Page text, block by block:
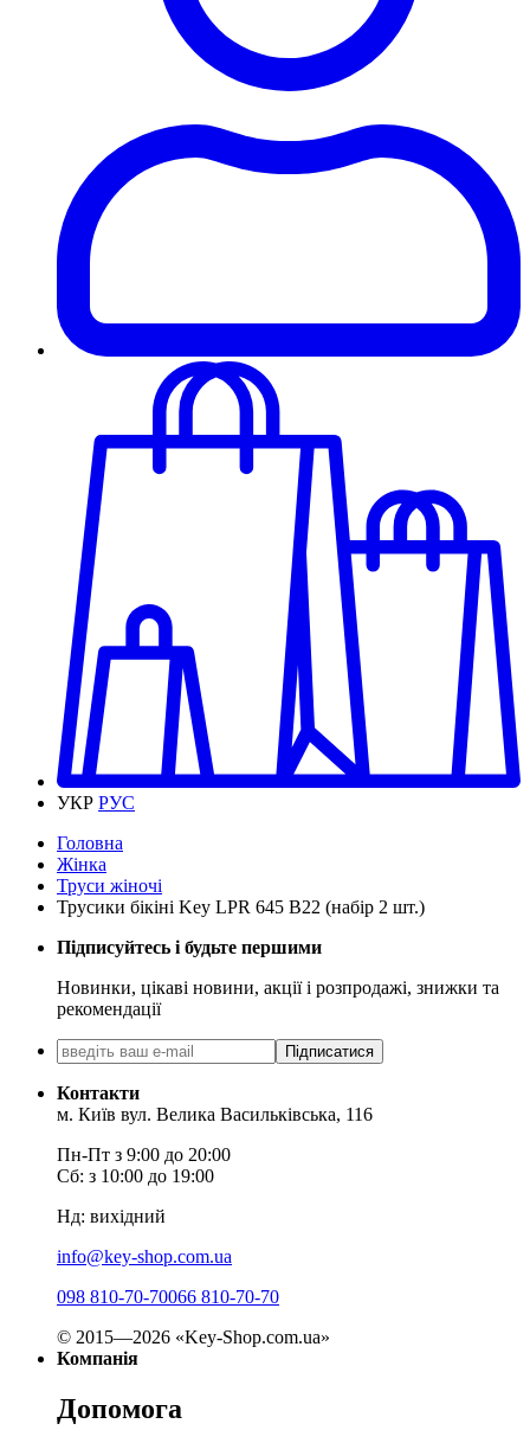
УКР РУС
Головна
Жінка
Труси жіночі
Трусики бікіні Key LPR 645 B22 (набір 2 шт.)
Підписуйтесь і будьте першими
Новинки, цікаві новини, акції і розпродажі, знижки та
рекомендації
Підписатися
Контакти
м. Київ вул. Велика Васильківська, 116
Пн-Пт з 9:00 до 20:00
Сб: з 10:00 до 19:00
Нд: вихідний
info@key-shop.com.ua
098 810-70-70066 810-70-70
© 2015—2026 «Key-Shop.com.ua»
Компанія
Допомога